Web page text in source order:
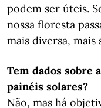
podem ser úteis.
nossa floresta
mais diversa, mais
Tem dados sobre
painéis solares?
Não, mas há